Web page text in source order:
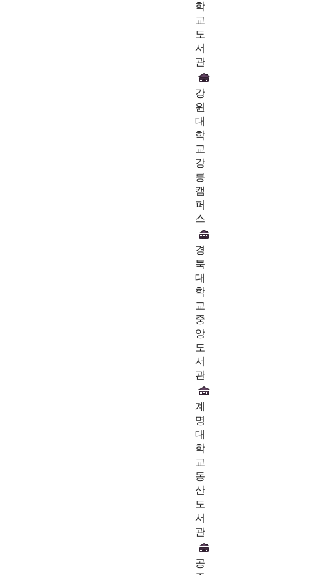
학
교
도
서
관
강
원
대
학
교
강
릉
캠
퍼
스
경
북
대
학
교
중
앙
도
서
관
계
명
대
학
교
동
산
도
서
관
공